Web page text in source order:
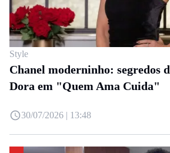
Style
Chanel moderninho: segredos
Dora em "Quem Ama Cuida"
30/07/2026 | 13:48